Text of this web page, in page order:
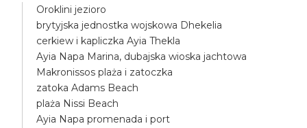
Oroklini jezioro
brytyjska jednostka wojskowa Dhekelia
cerkiew i kapliczka Ayia Thekla
Ayia Napa Marina, dubajska wioska jachtowa
Makronissos plaża i zatoczka
zatoka Adams Beach
plaża Nissi Beach
Ayia Napa promenada i port